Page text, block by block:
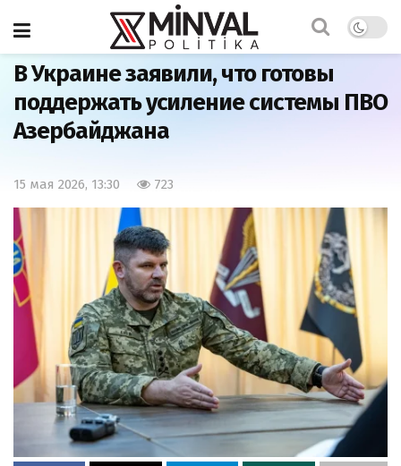
Главная
В Украине заявили, что готовы
поддержать усиление системы ПВО
Азербайджана
15 мая 2026, 13:30 723